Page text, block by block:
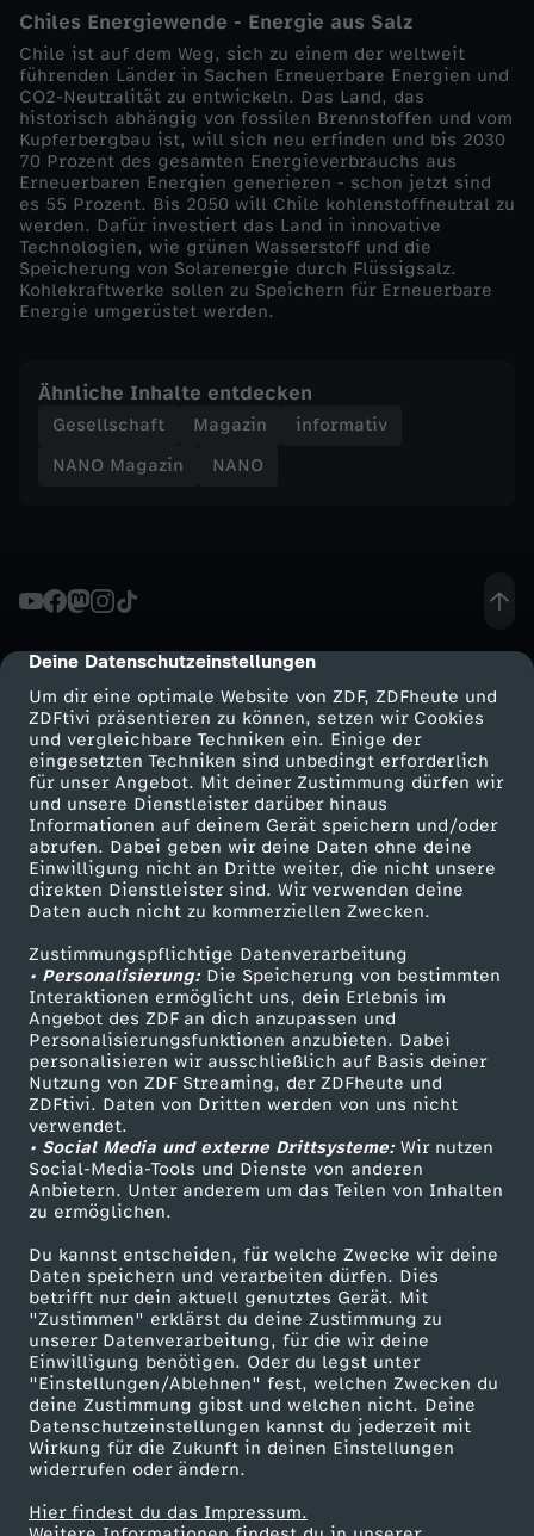
cmp-dialog-description
Deine Datenschutzeinstellungen
Um dir eine optimale Website von ZDF, ZDFheute und
ZDFtivi präsentieren zu können, setzen wir Cookies
und vergleichbare Techniken ein. Einige der
eingesetzten Techniken sind unbedingt erforderlich
für unser Angebot. Mit deiner Zustimmung dürfen wir
und unsere Dienstleister darüber hinaus
Informationen auf deinem Gerät speichern und/oder
abrufen. Dabei geben wir deine Daten ohne deine
Einwilligung nicht an Dritte weiter, die nicht unsere
direkten Dienstleister sind. Wir verwenden deine
Daten auch nicht zu kommerziellen Zwecken.
Zustimmungspflichtige Datenverarbeitung
• Personalisierung:Die Speicherung von bestimmten
Interaktionen ermöglicht uns, dein Erlebnis im
Angebot des ZDF an dich anzupassen und
Personalisierungsfunktionen anzubieten. Dabei
personalisieren wir ausschließlich auf Basis deiner
Nutzung von ZDF Streaming, der ZDFheute und
ZDFtivi. Daten von Dritten werden von uns nicht
verwendet.
• Social Media und externe Drittsysteme:Wir nutzen
Social-Media-Tools und Dienste von anderen
Anbietern. Unter anderem um das Teilen von Inhalten
zu ermöglichen.
Du kannst entscheiden, für welche Zwecke wir deine
Daten speichern und verarbeiten dürfen. Dies
betrifft nur dein aktuell genutztes Gerät. Mit
"Zustimmen" erklärst du deine Zustimmung zu
unserer Datenverarbeitung, für die wir deine
Einwilligung benötigen. Oder du legst unter
"Einstellungen/Ablehnen" fest, welchen Zwecken du
deine Zustimmung gibst und welchen nicht. Deine
Datenschutzeinstellungen kannst du jederzeit mit
Wirkung für die Zukunft in deinen Einstellungen
widerrufen oder ändern.
Hier findest du das Impressum.
r
2
0
2
4
:
a
f
r
I
n
t
e
r
n
e
t
D
a
y
Chiles Energiewende - Energie aus Salz
Chile ist auf dem Weg, sich zu einem der weltweit
führenden Länder in Sachen Erneuerbare Energien und
CO2-Neutralität zu entwickeln. Das Land, das
historisch abhängig von fossilen Brennstoffen und vom
Kupferbergbau ist, will sich neu erfinden und bis 2030
70 Prozent des gesamten Energieverbrauchs aus
Erneuerbaren Energien generieren - schon jetzt sind
es 55 Prozent. Bis 2050 will Chile kohlenstoffneutral zu
werden. Dafür investiert das Land in innovative
Technologien, wie grünen Wasserstoff und die
Speicherung von Solarenergie durch Flüssigsalz.
Kohlekraftwerke sollen zu Speichern für Erneuerbare
Energie umgerüstet werden.
Ähnliche Inhalte entdecken
Gesellschaft Magazin
informativ
NANO Magazin
NANO
Mehr ZDF
ZDF-Apps
Smart TV
ZDFtext
Livestreams
Sendungen A-Z
TV-Programm
Service
ZDFmitreden
Kontakt zum ZDF
Tickets
Zuschauerservice
Hilfe
ZDF Unternehmen
Karriere
ZDF goes Schule
Werbefernsehen
Mainzelmännchen
Partner